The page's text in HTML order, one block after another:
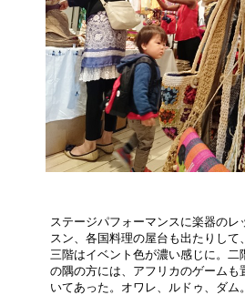
ステージパフォーマンスに楽器のレ
スン、各国料理の屋台も出たりして、
三階はイベント色が濃い感じに。二
の隅の方には、アフリカのゲームも
いてあった。オワレ、ルドゥ、ダム。